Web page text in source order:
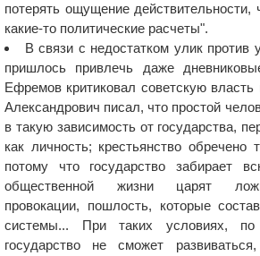
потерять ощущение
какие-то политические расчеты".
В связи с недостатком улик против
пришлось привлечь даже
Ефремов критиковал советскую власть
Александрович писал, что простой
в такую зависимость от государства,
как личность; крестьянство обречено
потому что государство забирает
общественной жизни царят
провокации, пошлость, которые
системы... При таких условиях,
государство не сможет